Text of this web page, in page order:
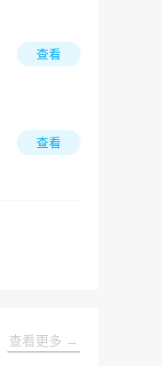
查看
查看
查看更多 →